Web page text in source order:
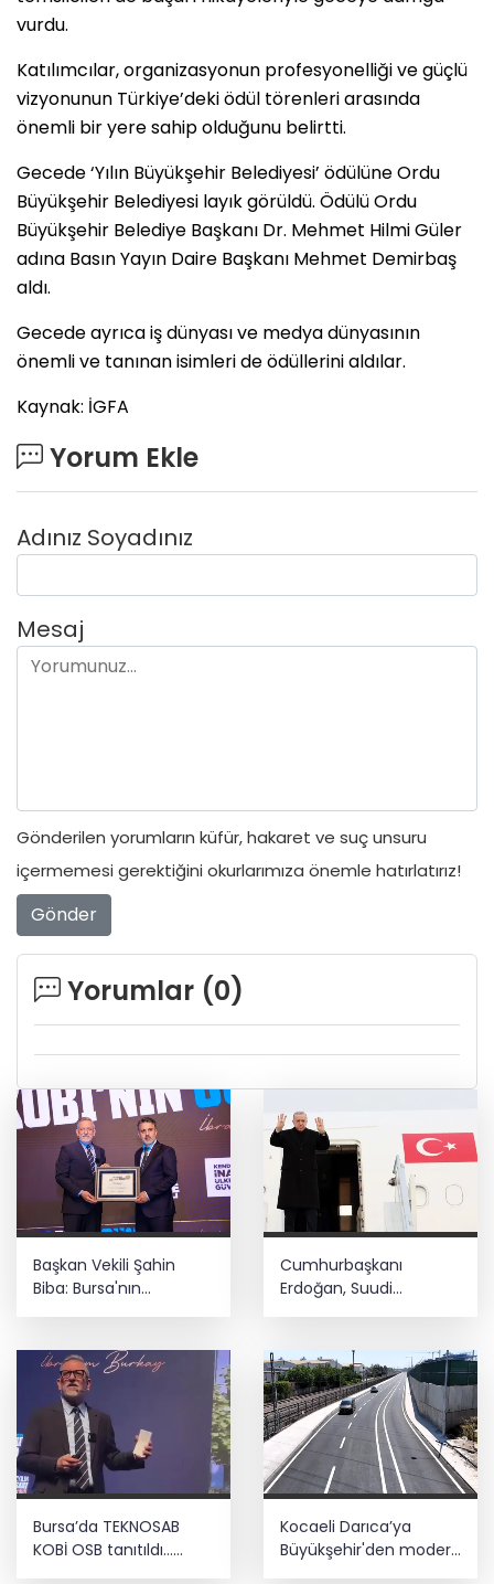
vurdu.
Katılımcılar, organizasyonun profesyonelliği ve güçlü
vizyonunun Türkiye’deki ödül törenleri arasında
önemli bir yere sahip olduğunu belirtti.
Gecede ‘Yılın Büyükşehir Belediyesi’ ödülüne Ordu
Büyükşehir Belediyesi layık görüldü. Ödülü Ordu
Büyükşehir Belediye Başkanı Dr. Mehmet Hilmi Güler
adına Basın Yayın Daire Başkanı Mehmet Demirbaş
aldı.
Gecede ayrıca iş dünyası ve medya dünyasının
önemli ve tanınan isimleri de ödüllerini aldılar.
Kaynak: İGFA
Yorum Ekle
Adınız Soyadınız
Mesaj
Gönderilen yorumların küfür, hakaret ve suç unsuru
içermemesi gerektiğini okurlarımıza önemle hatırlatırız!
Gönder
Yorumlar (0)
Başkan Vekili Şahin
Biba: Bursa'nın
geleceğini bütüncül
Cumhurbaşkanı
Erdoğan, Suudi
Arabistan yolcusu
Bursa’da TEKNOSAB
KOBİ OSB tanıtıldı...
Kocaeli Darıca’ya
Büyükşehir'den modern